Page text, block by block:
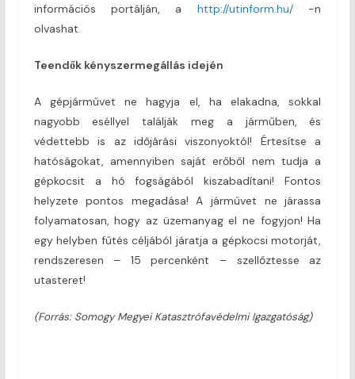
információs portálján, a http://utinform.hu/-n
olvashat.
Teendők kényszermegállás idején
A gépjárművet ne hagyja el, ha elakadna, sokkal
nagyobb eséllyel találják meg a járműben, és
védettebb is az időjárási viszonyoktól! Értesítse a
hatóságokat, amennyiben saját erőből nem tudja a
gépkocsit a hó fogságából kiszabadítani! Fontos
helyzete pontos megadása! A járművet ne járassa
folyamatosan, hogy az üzemanyag el ne fogyjon! Ha
egy helyben fűtés céljából járatja a gépkocsi motorját,
rendszeresen – 15 percenként – szellőztesse az
utasteret!
(Forrás: Somogy Megyei Katasztrófavédelmi Igazgatóság)